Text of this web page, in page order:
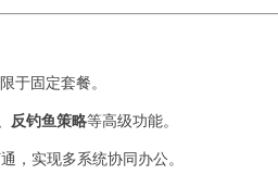
于固定套餐。
反钓鱼策略等高级功能。
，实现多系统协同办公。